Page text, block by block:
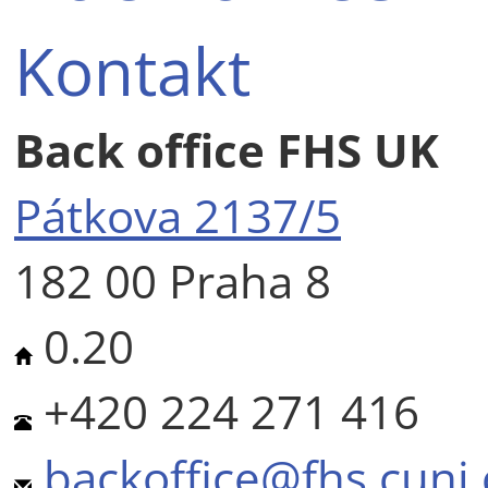
Kontakt
Back office FHS UK
Pátkova 2137/5
182 00 Praha 8
0.20
+420 224 271 416